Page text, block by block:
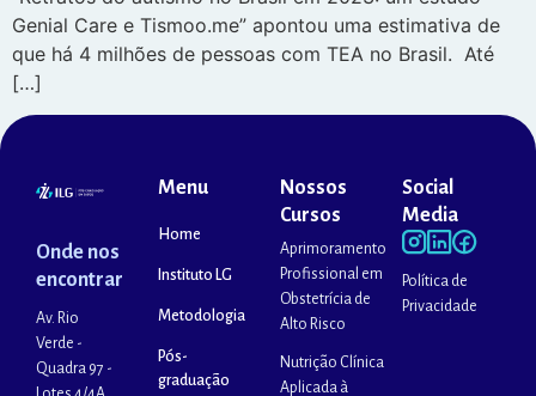
Genial Care e Tismoo.me” apontou uma estimativa de
que há 4 milhões de pessoas com TEA no Brasil. Até
[…]
Onde nos
encontrar
Av. Rio
Verde -
Quadra 97 -
Menu
Home
Instituto LG
Metodologia
Pós-
graduação
Nossos
Cursos
Aprimoramento
Profissional em
Obstetrícia de
Alto Risco
Nutrição Clínica
Aplicada à
Social
Media
Política de
Privacidade